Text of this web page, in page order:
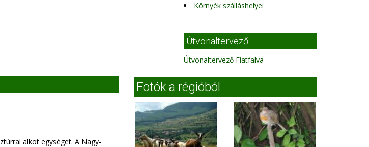
Környék szálláshelyei
Útvonaltervező
Útvonaltervező Fiatfalva
alkot egységet. A Nagy-
Fotók a régióból